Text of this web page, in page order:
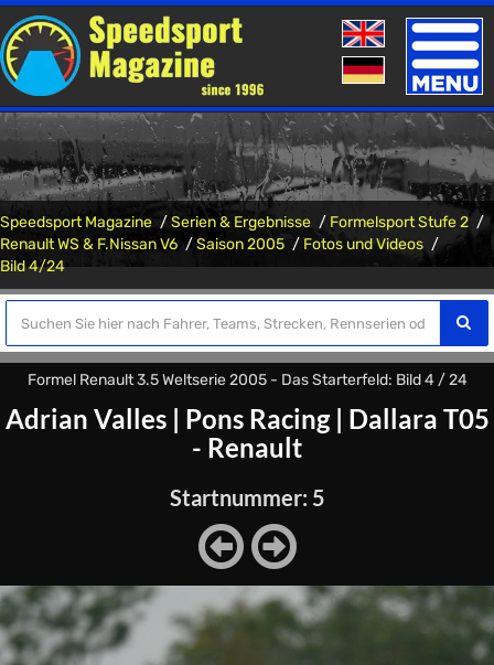
Toggle
Speedsport Magazine Serien & Ergebnisse
Formelsport Stufe 2
Renault WS & F.Nissan V6
Saison 2005
Fotos und Videos
Bild 4/24
Formel Renault 3.5 Weltserie 2005 - Das Starterfeld: Bild 4 / 24
Adrian Valles| Pons Racing| Dallara T05
- Renault
Startnummer: 5